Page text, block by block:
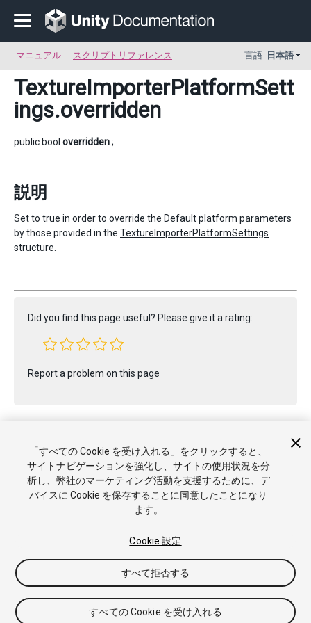
マニュアル スクリプトリファレンス 言語: 日本語
TextureImporterPlatformSett
ings.overridden
public bool overridden;
説明
Set to true in order to override the Default platform parameters
by those provided in the TextureImporterPlatformSettings
structure.
Did you find this page useful? Please give it a rating:
Report a problem on this page
Copyright © 2017 Unity Technologies. Publication 2017.2
チュートリアル
Answers ナレッジベース フォーラム
法律関連
「すべての Cookie を受け入れる」をクリックすると、
サイトナビゲーションを強化し、サイトの使用状況を分
析し、弊社のマーケティング活動を支援するために、デ
バイスに Cookie を保存することに同意したことになり
ます。
Cookie 設定
すべて拒否する
すべての Cookie を受け入れる